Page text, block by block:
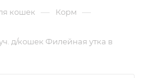
кошек — Корм —
д/кошек Филейная утка в